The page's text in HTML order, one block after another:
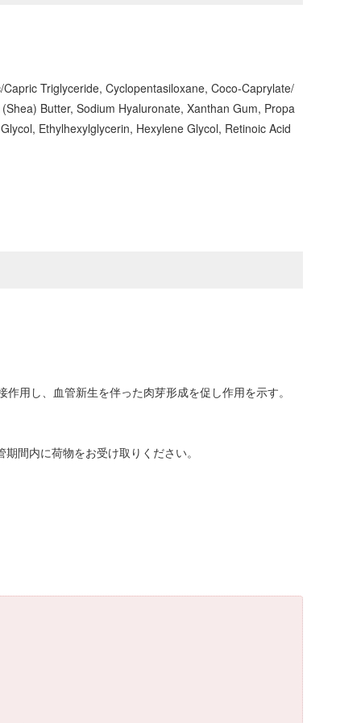
Triglyceride, Cyclopentasiloxane, Coco-Caprylate/
Butter, Sodium Hyaluronate, Xanthan Gum, Propa
Ethylhexylglycerin, Hexylene Glycol, Retinoic Acid
用し、血管新生を伴った肉芽形成を促し作用を示す。
間内に荷物をお受け取りください。